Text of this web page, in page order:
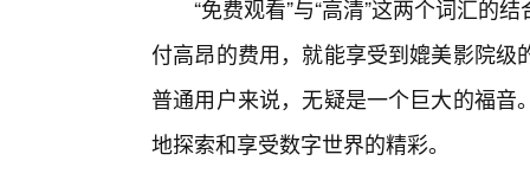
“免费观看”与“高清”这两个词汇的
付高昂的费用，就能享受到媲美影院
普通用户来说，无疑是一个巨大的福
地探索和享受数字世界的精彩。